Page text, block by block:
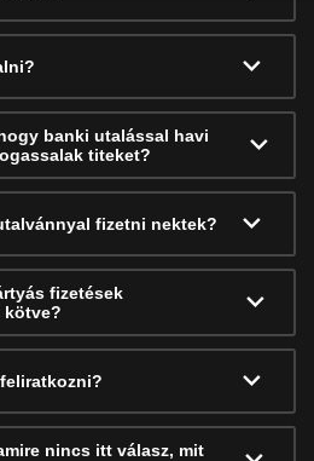
banki utalással havi
titeket?
fizetni nektek?
fizetések
kötve?
nincs itt válasz, mit